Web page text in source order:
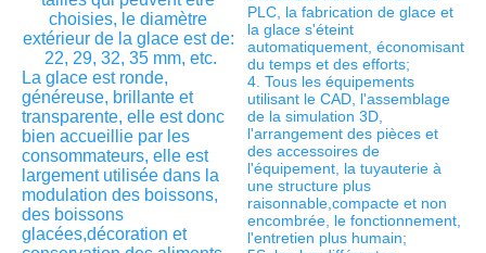
choisies, le diamètre
extérieur de la glace est de:
22, 29, 32, 35 mm, etc.
La glace est ronde,
généreuse, brillante et
transparente, elle est donc
bien accueillie par les
consommateurs, elle est
largement utilisée dans la
modulation des boissons,
des boissons
glacées,décoration et
PLC, la fabrication de glace et
la glace s'éteint
automatiquement, économisant
du temps et des efforts;
4. Tous les équipements
utilisant le CAD, l'assemblage
de la simulation 3D,
l'arrangement des pièces et
des accessoires de
l'équipement, la tuyauterie à
une structure plus
raisonnable,compacte et non
encombrée, le fonctionnement,
l'entretien plus humain;